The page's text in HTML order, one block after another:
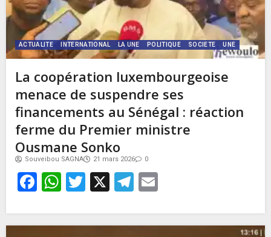
ACTUALITE INTERNATIONAL LA UNE POLITIQUE SOCIETE UNE
La coopération luxembourgeoise
menace de suspendre ses
financements au Sénégal : réaction
ferme du Premier ministre
Ousmane Sonko
Souveibou SAGNA 21 mars 2026 0
Facebook
WhatsApp
Twitter
X Telegram